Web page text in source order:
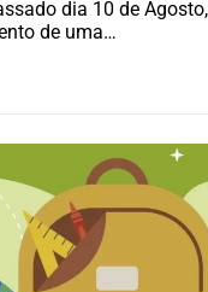
dia 10 de
de uma…